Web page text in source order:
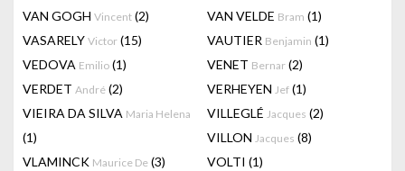
VAN GOGH Vincent (2) VAN VELDE Bram (1)
VASARELY Victor (15) VAUTIER Benjamin (1)
VEDOVA Emilio (1) VENET Bernar (2)
VERDET André (2) VERHEYEN Jef (1)
VIEIRA DA SILVA Maria Helena
(1)
VILLEGLÉ Jacques (2)
VILLON Jacques (8)
VLAMINCK Maurice De (3) VOLTI (1)